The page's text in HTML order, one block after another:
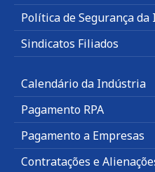
Política de Segurança
Sindicatos Filiados
Calendário da Indústria
Pagamento RPA
Pagamento a Empresas
Contratações e